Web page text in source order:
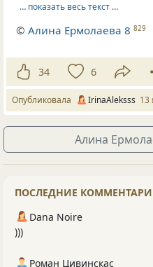
… показать весь текст …
©Алина Ермолаева 8 829
34 6
Опубликовала IrinaAleksss 13
Алина
ПОСЛЕДНИЕ
Dana Noire
)))
Роман Цивинскас